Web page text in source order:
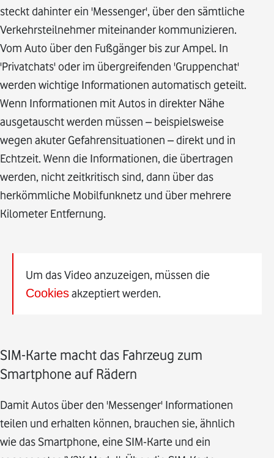
steckt dahinter ein 'Messenger', über den sämtliche
Verkehrsteilnehmer miteinander kommunizieren.
Vom Auto über den Fußgänger bis zur Ampel. In
'Privatchats' oder im übergreifenden 'Gruppenchat'
werden wichtige Informationen automatisch geteilt.
Wenn Informationen mit Autos in direkter Nähe
ausgetauscht werden müssen – beispielsweise
wegen akuter Gefahrensituationen – direkt und in
Echtzeit. Wenn die Informationen, die übertragen
werden, nicht zeitkritisch sind, dann über das
herkömmliche Mobilfunknetz und über mehrere
Kilometer Entfernung.
Um das Video anzuzeigen, müssen die
Cookiesakzeptiert werden.
SIM-Karte macht das Fahrzeug zum
Smartphone auf Rädern
Damit Autos über den 'Messenger' Informationen
teilen und erhalten können, brauchen sie, ähnlich
wie das Smartphone, eine SIM-Karte und ein